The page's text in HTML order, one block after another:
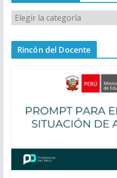
M
e
n
a
Rincón del Docente